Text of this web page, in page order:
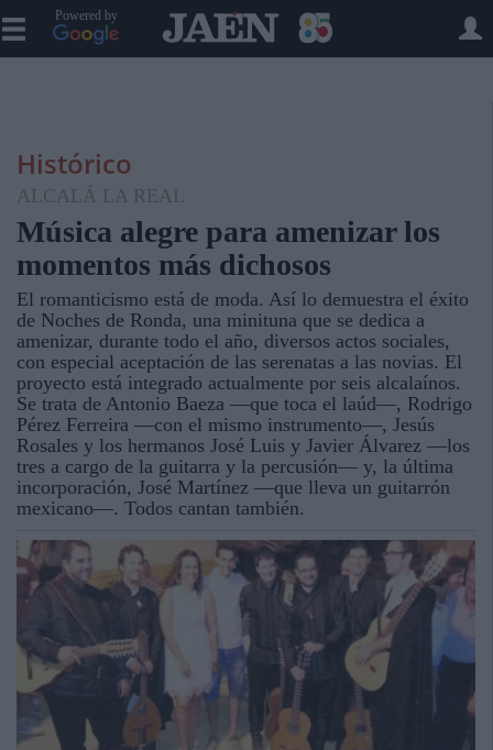
Powered by
Histórico
ALCALÁ LA REAL
Música alegre para amenizar los
momentos más dichosos
El romanticismo está de moda. Así lo demuestra el éxito
de Noches de Ronda, una minituna que se dedica a
amenizar, durante todo el año, diversos actos sociales,
con especial aceptación de las serenatas a las novias. El
proyecto está integrado actualmente por seis alcalaínos.
Se trata de Antonio Baeza —que toca el laúd—, Rodrigo
Pérez Ferreira —con el mismo instrumento—, Jesús
Rosales y los hermanos José Luis y Javier Álvarez —los
tres a cargo de la guitarra y la percusión— y, la última
incorporación, José Martínez —que lleva un guitarrón
mexicano—. Todos cantan también.